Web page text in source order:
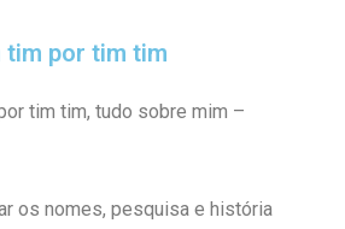
tim por tim tim
tim tim, tudo sobre mim –
os nomes, pesquisa e história